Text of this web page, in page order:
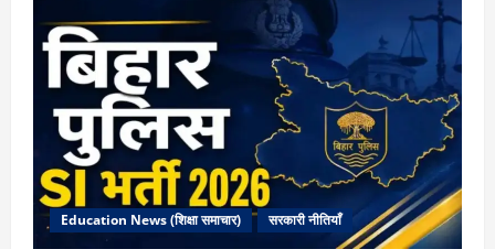
Education News (शिक्षा समाचार) सरकारी नीतियाँ